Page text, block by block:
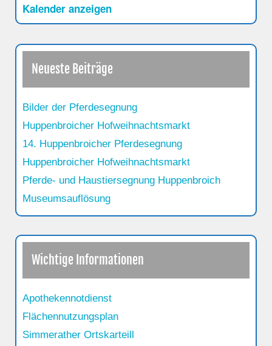
Kalender anzeigen
Neueste Beiträge
Bilder der Pferdesegnung
Huppenbroicher Hofweihnachtsmarkt
14. Huppenbroicher Pferdesegnung
Huppenbroicher Hofweihnachtsmarkt
Pferde- und Haustiersegnung Huppenbroich
Museumsauflösung
Wichtige Informationen
Apothekennotdienst
Flächennutzungsplan
Simmerather Ortskarteill